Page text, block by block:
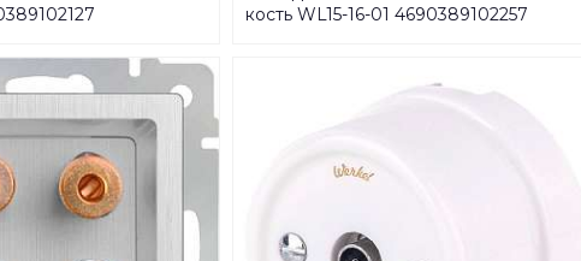
кость WL15-16-01 4690389102257